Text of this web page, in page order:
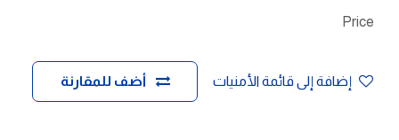
أضف للمقارنة إضافة إلى قائمة الأمنيات
Price